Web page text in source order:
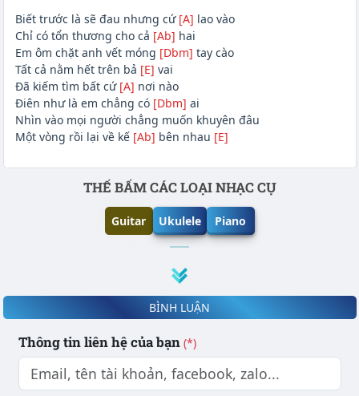
Biết trước là sẽ đau nhưng cứ [A] lao vào
Chỉ có tổn thương cho cả [Ab] hai
Em ôm chặt anh vết móng [Dbm] tay cào
Tất cả nằm hết trên bả [E] vai
Đã kiếm tìm bất cứ [A] nơi nào
Điên như là em chẳng có [Dbm] ai
Nhìn vào mọi người chẳng muốn khuyên đâu
Một vòng rồi lại về kế [Ab] bên nhau [E]
Phần nội dungTHẾ BẤM CÁC LOẠI NHẠC CỤ
Guitar Ukulele Piano
BÌNH LUẬN
Thông tin liên hệ của bạn (*)